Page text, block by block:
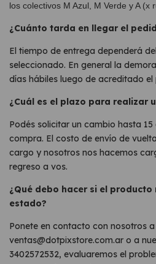
los colectivos M Azul, M Verde y A (x
¿Cuánto tarda en llegar el
El tiempo de entrega dependerá
seleccionado. En general la
días hábiles luego de acreditado el
¿Cuál es el plazo para realizar
Podés solicitar un cambio hasta
compra. El costo de envío de
cargo y nosotros nos hacemos
regreso a vos.
¿Qué debo hacer si el producto
estado?
Ponete en contacto con nosotros a
ventas@dotpixstore.com.ar o a
3402572532, evaluaremos el